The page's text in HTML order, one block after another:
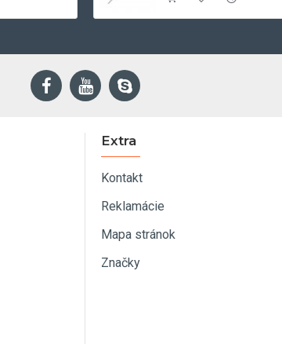
Extra
Kontakt
Reklamácie
Mapa stránok
Značky